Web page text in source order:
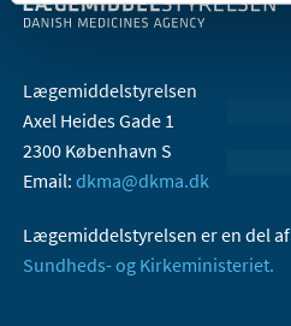
Lægemiddelstyrelsen
Axel Heides Gade 1
2300 København S
Email: dkma@dkma.dk
Lægemiddelstyrelsen er en del af
Sundheds- og Kirkeministeriet.